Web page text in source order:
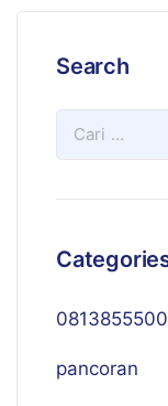
Search
pancoran